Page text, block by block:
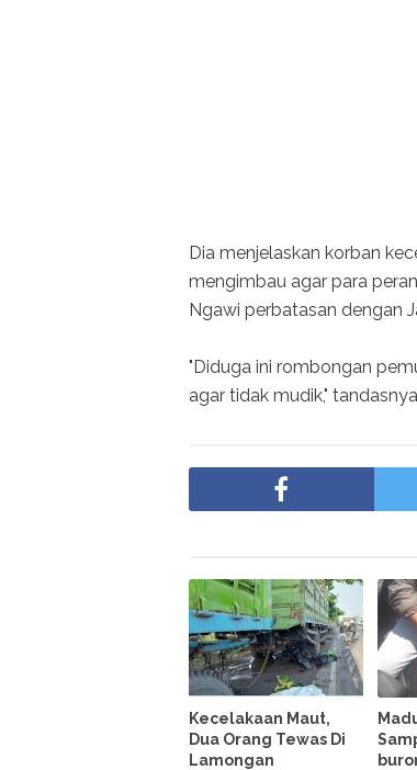
Dia menjelaskan korban
mengimbau agar para
Ngawi perbatasan dengan
"Diduga ini rombongan
agar tidak mudik,"
Kecelakaan Maut,
Dua Orang Tewas Di
Lamongan